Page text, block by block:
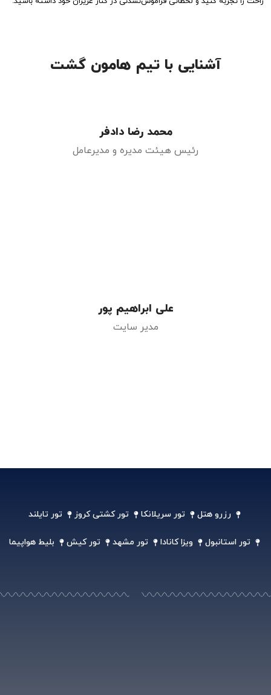
آشنایی با تیم هامون گشت
محمد رضا دادفر
رئیس هیئت مدیره و مدیرعامل
علی ابراهیم پور
مدیر سایت
رزرو هتل تور سریلانکا تور کشتی کروز تور تایلند
تور استانبول ویزا کانادا تور مشهد تور کیش بلیط هواپیما